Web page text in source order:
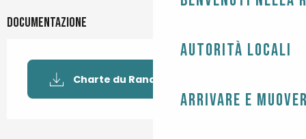
Autorità locali
Arrivare e
Documentazione
Charte du Randonneur BDEF